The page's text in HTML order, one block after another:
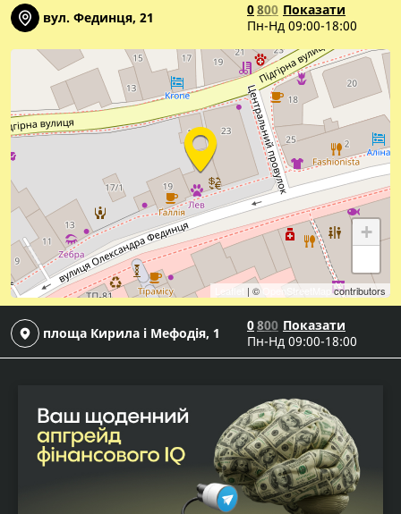
вул. Фединця, 21 0800 Показати
Пн-Нд 09:00-18:00
+
Leaflet | © OpenStreetMap contributors
площа Кирила і Мефодія, 1 0800 Показати
Пн-Нд 09:00-18:00